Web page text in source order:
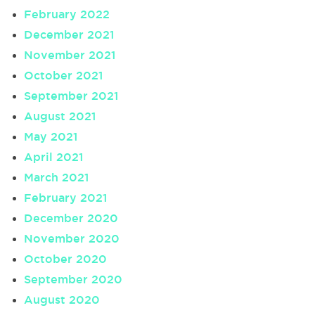
February 2022
December 2021
November 2021
October 2021
September 2021
August 2021
May 2021
April 2021
March 2021
February 2021
December 2020
November 2020
October 2020
September 2020
August 2020